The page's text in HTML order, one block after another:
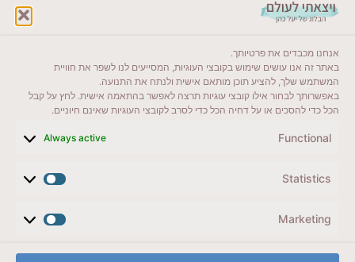
אנחנו מכבדים את פרטיותך.
באתר זה אנו עושים שימוש בקובצי העוגיות, המסייעים לנו לשפר את חוויית
המשתמש שלך, להציע תוכן מותאם אישית ולנתח את התנועה.
באפשרותך לבחור אילו קובצי עוגיות תרצה לאפשר בהתאמה אישית. לחץ על קבל
הכל כדי להסכים או על דחיה הכל כדי לסרב לקובצי העוגיות שאינם חיוניים.
Functional
Always active
Statistics
Marketing
ייעדים מומלצים
מדריכים ועזרים
לשליחת הודעת וואטסאפ
veyatsati.laolam@gmail.com